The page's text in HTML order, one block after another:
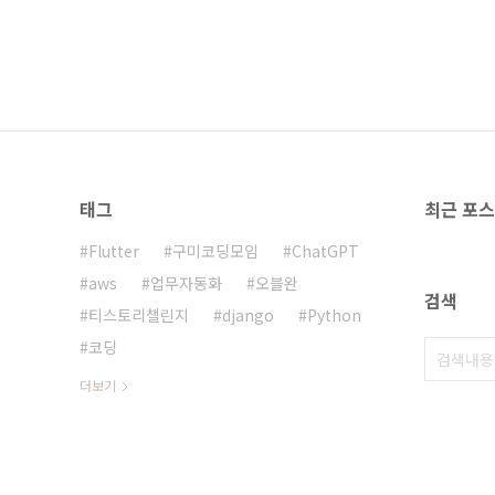
태그
Flutter 구미코딩모임
ChatGPT
aws
업무자동화
오블완
티스토리챌린지
django
Python
코딩
더보기
최근 포
검색